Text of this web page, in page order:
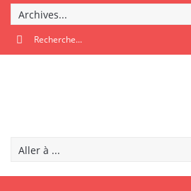
Archives...
Aller à ...